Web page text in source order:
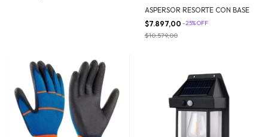
ASPERSOR RESORTE CON BASE
$7.897,00 -25%OFF
$10.579,00